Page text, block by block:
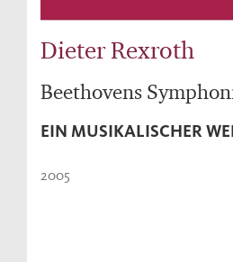
Dieter Rexroth
Beethovens
EIN MUSIKALISCHER
2005